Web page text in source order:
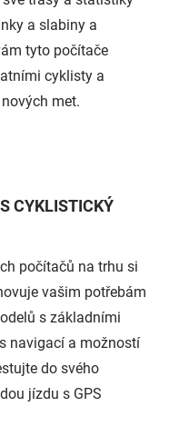
a slabiny a
tyto počítače
cyklisty a
met.
CYKLISTICKÝ
počítačů na trhu si
vašim potřebám
s základními
navigací a možností
do svého
jízdu s GPS